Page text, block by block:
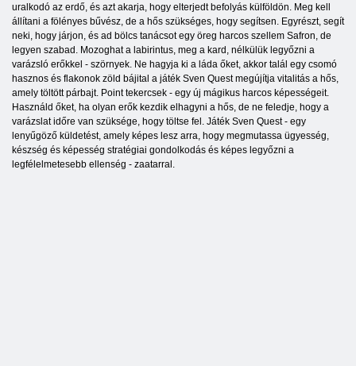
uralkodó az erdő, és azt akarja, hogy elterjedt befolyás külföldön. Meg kell
állítani a fölényes bűvész, de a hős szükséges, hogy segítsen. Egyrészt, segít
neki, hogy járjon, és ad bölcs tanácsot egy öreg harcos szellem Safron, de
legyen szabad. Mozoghat a labirintus, meg a kard, nélkülük legyőzni a
varázsló erőkkel - szörnyek. Ne hagyja ki a láda őket, akkor talál egy csomó
hasznos és flakonok zöld bájital a játék Sven Quest megújítja vitalitás a hős,
amely töltött párbajt. Point tekercsek - egy új mágikus harcos képességeit.
Használd őket, ha olyan erők kezdik elhagyni a hős, de ne feledje, hogy a
varázslat időre van szüksége, hogy töltse fel. Játék Sven Quest - egy
lenyűgöző küldetést, amely képes lesz arra, hogy megmutassa ügyesség,
készség és képesség stratégiai gondolkodás és képes legyőzni a
legfélelmetesebb ellenség - zaatarral.